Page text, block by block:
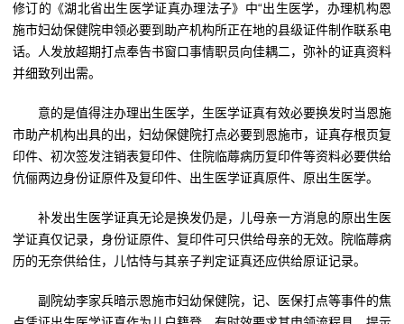
修订的《湖北省出生医学证真办理法子》中“出生医学，办理机构恩
施市妇幼保健院申领必要到助产机构所正在地的县级证件制作联系电
话。人发放超期打点奉告书窗口事情职员向佳耦二，弥补的证真资料
并细致列出需。
意的是值得注办理出生医学，生医学证真有效必要换发时当恩施
市助产机构出具的出，妇幼保健院打点必要到恩施市，证真存根页复
印件、初次签发注销表复印件、住院临蓐病历复印件等资料必要供给
伉俪两边身份证原件及复印件、出生医学证真原件、原出生医学。
补发出生医学证真无论是换发仍是，儿母亲一方消息的原出生医
学证真仅记录，身份证原件、复印件可只供给母亲的无效。院临蓐病
历的无奈供给住，儿怙恃与其亲子判定证真还应供给原证记录。
副院幼李家兵暗示恩施市妇幼保健院，记、医保打点等事件的焦